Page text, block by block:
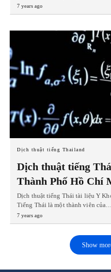
7 years ago
Dịch thuật tiếng Thailand
Dịch thuật tiếng
Thành Phố Hồ Chí
Dịch thuật tiếng Thái tài liệu Y
Tiếng Thái là một thành viên của…
7 years ago
Show